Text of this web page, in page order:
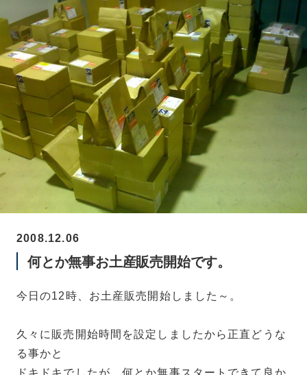
2008.12.06
何とか無事お土産販売開始です。
今日の12時、お土産販売開始しました～。
久々に販売開始時間を設定しましたから正直どうな
る事かと